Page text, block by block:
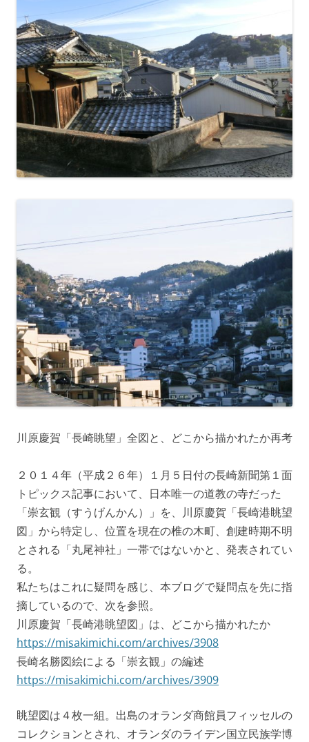
川原慶賀「長崎眺望」全図と、どこから描かれたか再考
２０１４年（平成２６年）１月５日付の長崎新聞第１面
トピックス記事において、日本唯一の道教の寺だった
「崇玄観（すうげんかん）」を、川原慶賀「長崎港眺望
図」から特定し、位置を現在の椎の木町、創建時期不明
とされる「丸尾神社」一帯ではないかと、発表されてい
る。
私たちはこれに疑問を感じ、本ブログで疑問点を先に指
摘しているので、次を参照。
川原慶賀「長崎港眺望図」は、どこから描かれたか
https://misakimichi.com/archives/3908
長崎名勝図絵による「崇玄観」の編述
https://misakimichi.com/archives/3909
眺望図は４枚一組。出島のオランダ商館員フィッセルの
コレクションとされ、オランダのライデン国立民族学博